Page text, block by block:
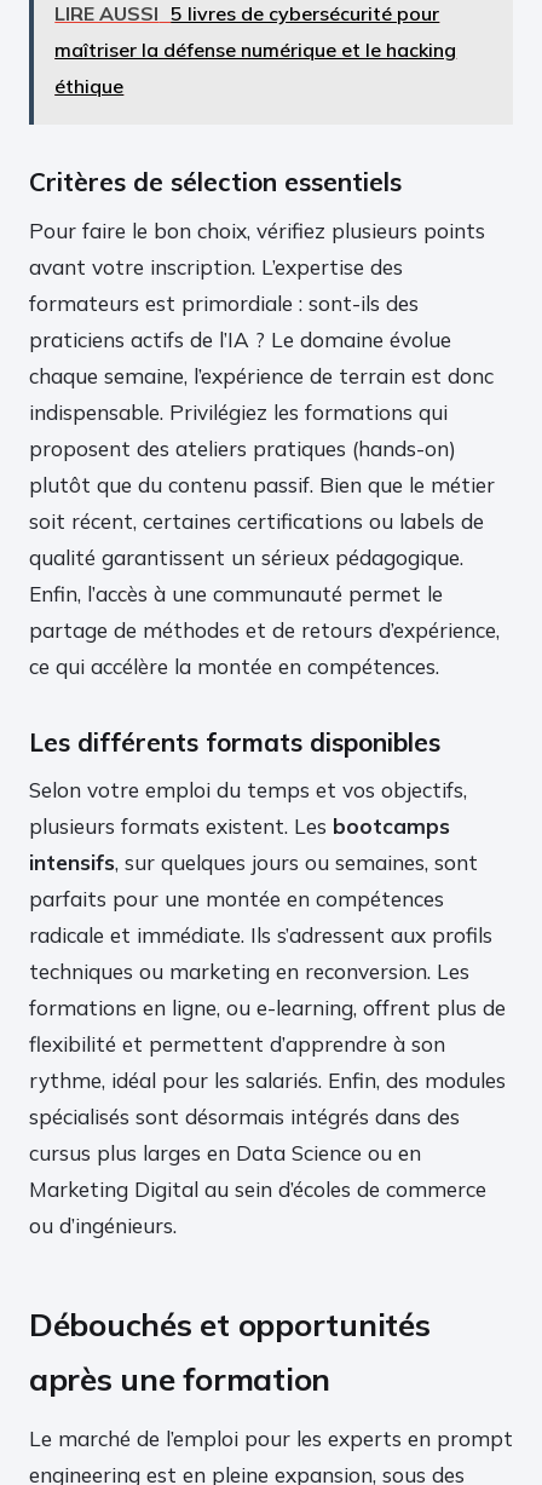
LIRE AUSSI 5 livres de cybersécurité pour
maîtriser la défense numérique et le hacking
éthique
Critères de sélection essentiels
Pour faire le bon choix, vérifiez plusieurs points
avant votre inscription. L’expertise des
formateurs est primordiale : sont-ils des
praticiens actifs de l’IA ? Le domaine évolue
chaque semaine, l’expérience de terrain est donc
indispensable. Privilégiez les formations qui
proposent des ateliers pratiques (hands-on)
plutôt que du contenu passif. Bien que le métier
soit récent, certaines certifications ou labels de
qualité garantissent un sérieux pédagogique.
Enfin, l’accès à une communauté permet le
partage de méthodes et de retours d’expérience,
ce qui accélère la montée en compétences.
Les différents formats disponibles
Selon votre emploi du temps et vos objectifs,
plusieurs formats existent. Les bootcamps
intensifs, sur quelques jours ou semaines, sont
parfaits pour une montée en compétences
radicale et immédiate. Ils s’adressent aux profils
techniques ou marketing en reconversion. Les
formations en ligne, ou e-learning, offrent plus de
flexibilité et permettent d’apprendre à son
rythme, idéal pour les salariés. Enfin, des modules
spécialisés sont désormais intégrés dans des
cursus plus larges en Data Science ou en
Marketing Digital au sein d’écoles de commerce
ou d’ingénieurs.
Débouchés et opportunités
après une formation
Le marché de l’emploi pour les experts en prompt
engineering est en pleine expansion, sous des